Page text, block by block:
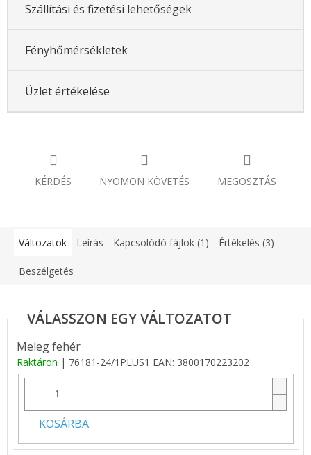
Szállítási és fizetési lehetőségek
Fényhőmérsékletek
Üzlet értékelése
KÉRDÉS NYOMON KÖVETÉS MEGOSZTÁS
Változatok Leírás Kapcsolódó fájlok (1) Értékelés (3)
Beszélgetés
Meleg fehér
Raktáron | 76181-24/1PLUS1 EAN: 3800170223202
KOSÁRBA